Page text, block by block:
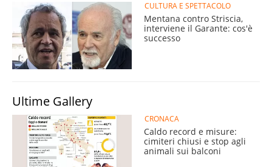
CULTURA E SPETTACOLO
Mentana contro Striscia,
interviene il Garante: cos'è
successo
Ultime Gallery
CRONACA
Caldo record e misure:
cimiteri chiusi e stop agli
animali sui balconi